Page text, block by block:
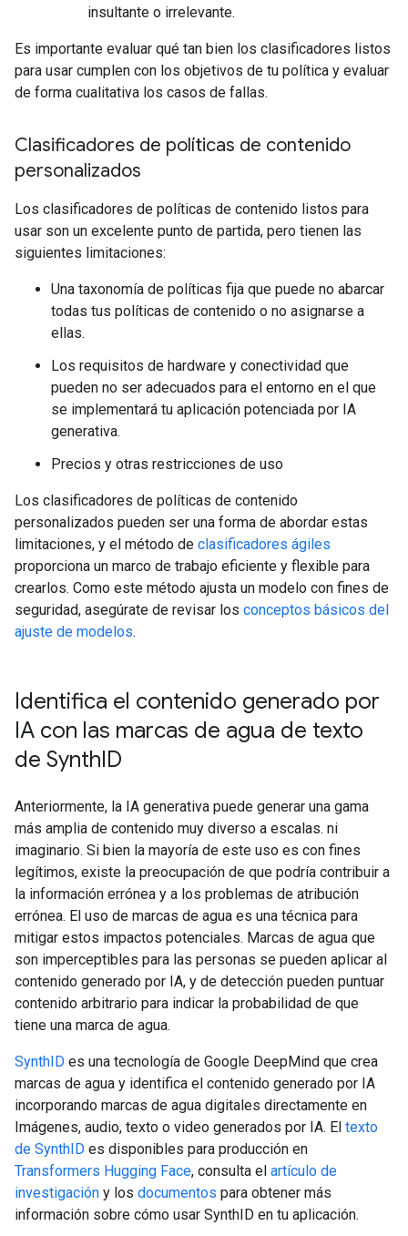
insultante o irrelevante.
Es importante evaluar qué tan bien los clasificadores listos
para usar cumplen con los objetivos de tu política y evaluar
de forma cualitativa los casos de fallas.
Clasificadores de políticas de contenido
personalizados
Los clasificadores de políticas de contenido listos para
usar son un excelente punto de partida, pero tienen las
siguientes limitaciones:
Una taxonomía de políticas fija que puede no abarcar
todas tus políticas de contenido o no asignarse a
ellas.
Los requisitos de hardware y conectividad que
pueden no ser adecuados para el entorno en el que
se implementará tu aplicación potenciada por IA
generativa.
Precios y otras restricciones de uso
Los clasificadores de políticas de contenido
personalizados pueden ser una forma de abordar estas
limitaciones, y el método de clasificadores ágiles
proporciona un marco de trabajo eficiente y flexible para
crearlos. Como este método ajusta un modelo con fines de
seguridad, asegúrate de revisar los conceptos básicos del
ajuste de modelos.
Identifica el contenido generado por
IA con las marcas de agua de texto
de SynthID
Anteriormente, la IA generativa puede generar una gama
más amplia de contenido muy diverso a escalas. ni
imaginario. Si bien la mayoría de este uso es con fines
legítimos, existe la preocupación de que podría contribuir a
la información errónea y a los problemas de atribución
errónea. El uso de marcas de agua es una técnica para
mitigar estos impactos potenciales. Marcas de agua que
son imperceptibles para las personas se pueden aplicar al
contenido generado por IA, y de detección pueden puntuar
contenido arbitrario para indicar la probabilidad de que
tiene una marca de agua.
SynthID es una tecnología de Google DeepMind que crea
marcas de agua y identifica el contenido generado por IA
incorporando marcas de agua digitales directamente en
Imágenes, audio, texto o video generados por IA. El texto
de SynthID es disponibles para producción en
Transformers Hugging Face, consulta el artículo de
investigación y los documentos para obtener más
información sobre cómo usar SynthID en tu aplicación.